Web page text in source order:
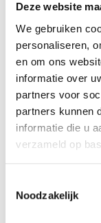
Deze website
We gebruiken
personaliseren,
en om ons
informatie over
partners voor
partners kunnen
informatie die u
verzameld op
Noodzakelijk
Bekijk alles
5.579,-
Op voorraad: .
Bekijk de reviews
Officieel ECB-S
afstortkluis in de
electronisch